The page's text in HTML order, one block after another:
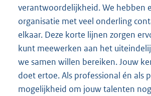
verantwoordelijkheid. We hebben
organisatie met veel onderling
elkaar. Deze korte lijnen zorgen
kunt meewerken aan het
we samen willen bereiken. Jouw
doet ertoe. Als professional én als
mogelijkheid om jouw talenten